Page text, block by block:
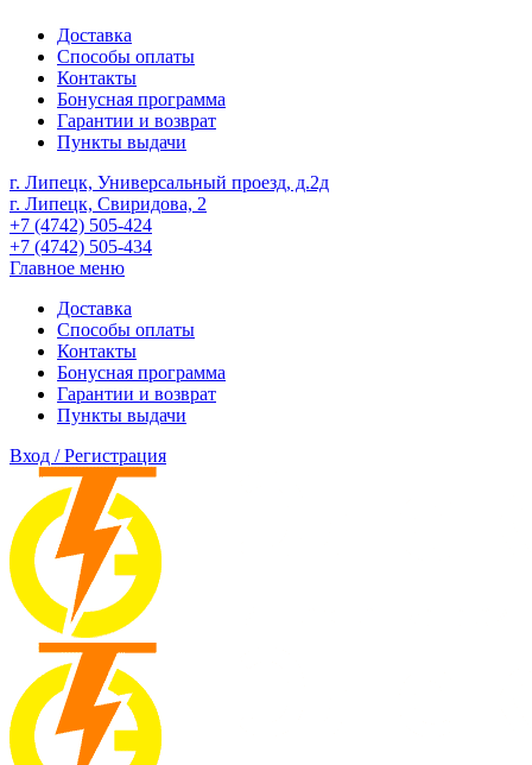
Доставка
Способы оплаты
Контакты
Бонусная программа
Гарантии и возврат
Пункты выдачи
г. Липецк, Универсальный проезд, д.2д
г. Липецк, Свиридова, 2
+7 (4742) 505-424
+7 (4742) 505-434
Главное меню
Доставка
Способы оплаты
Контакты
Бонусная программа
Гарантии и возврат
Пункты выдачи
Вход / Регистрация